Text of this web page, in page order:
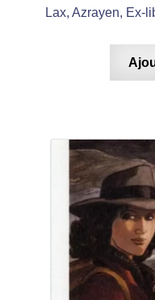
Lax, Azrayen, Ex-